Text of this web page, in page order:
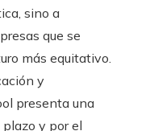
sino a
que se
más equitativo.
y
presenta una
y por el